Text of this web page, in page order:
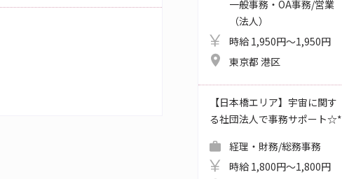
一般事務・OA事務/営業
（法人）
時給 1,950円～1,950円
東京都 港区
【日本橋エリア】宇宙に関す
る社団法人で事務サポート☆*
経理・財務/総務事務
時給 1,800円～1,800円